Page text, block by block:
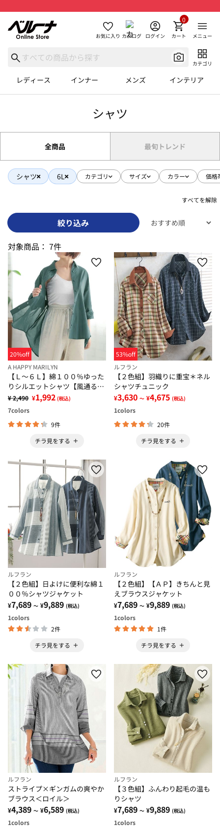
お気に入り カタログ ログイン カート
0
メニュー
カテゴリ
レディース インナー メンズ インテリア
シャツ
全商品 最旬トレンド
シャツ 6L カテゴリ サイズ カラー 価格
すべてを解除
絞り込み
対象商品： 7件
20%off
A HAPPY MARILYN
【Ｌ～６Ｌ】綿１００％ゆった
りシルエットシャツ【風通るク
ラシック】
¥ 2,490 ¥1,992 (税込)
7colors
9件
チラ見をする
53%off
ルフラン
【２色組】羽織りに重宝＊ネル
シャツチュニック
¥3,630 ～ ¥4,675 (税込)
1colors
20件
チラ見をする
ルフラン
【２色組】日よけに便利な綿１
００％シャツジャケット
¥7,689 ～ ¥9,889 (税込)
1colors
2件
チラ見をする
ルフラン
【２色組】【ＡＰ】きちんと見
えブラウスジャケット
¥7,689 ～ ¥9,889 (税込)
1colors
1件
チラ見をする
ルフラン
ストライプ×ギンガムの爽やか
ブラウス＜ロイル＞
¥4,389 ～ ¥6,589 (税込)
1colors
ルフラン
【３色組】ふんわり起毛の温も
りシャツ
¥7,689 ～ ¥9,889 (税込)
1colors